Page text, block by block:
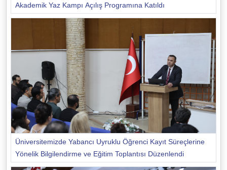
Akademik Yaz Kampı Açılış Programına Katıldı
Üniversitemizde Yabancı Uyruklu Öğrenci Kayıt Süreçlerine
Yönelik Bilgilendirme ve Eğitim Toplantısı Düzenlendi